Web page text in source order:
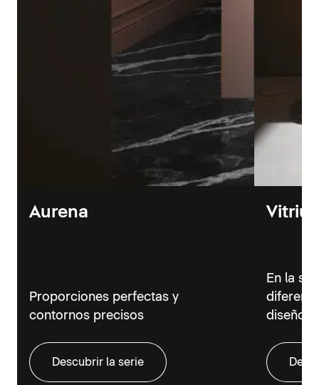
Aurena
Proporciones perfectas y
contornos precisos
Descubrir la serie
En la
diseño